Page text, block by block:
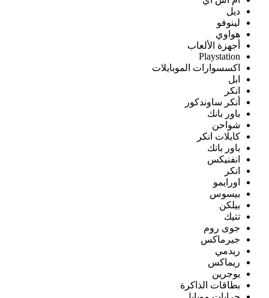
ديل
لينوفو
هواوي
أجهزة الألعاب
Playstation
اكسسوارات الموبايلات
ابل
انكر
أنكر ساوندكور
باور بانك
شواحن
كابلات انكر
باور بانك
انفنيكس
انكر
اورايمو
بيسوس
بيلكن
تتيك
جوى روم
جيرماكس
ريدمي
ريماكس
يوجرين
بطاقات الذاكرة